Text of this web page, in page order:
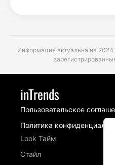
Информация актуальна на 2024
inTrends
Пользовательское
Политика
Look Тайм
Стайл